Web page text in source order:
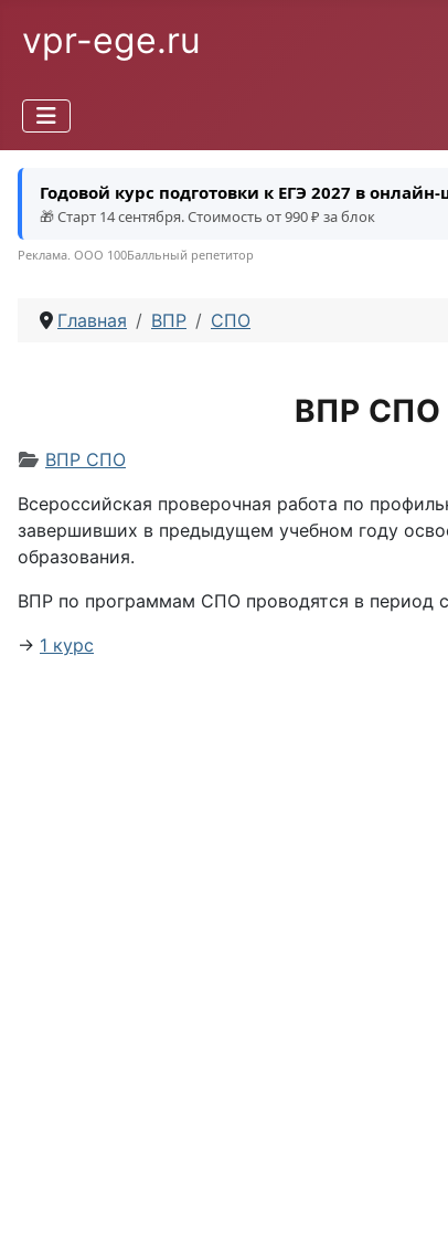
vpr-ege.ru
Годовой курс подготовки к ЕГЭ 2027 в
🎁 Старт 14 сентября. Стоимость от 990 ₽ за блок
Реклама. ООО 100Балльный репетитор
Главная ВПР СПО
ВПР СПО
Информация о материале
ВПР СПО
Всероссийская проверочная работа по
завершивших в предыдущем учебном году
образования.
ВПР по программам СПО проводятся в период с
→ 1 курс